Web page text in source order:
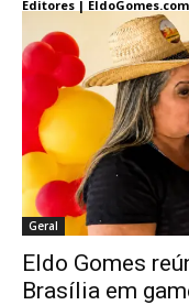
Editores |
Geral
Eldo Gomes
Brasília em